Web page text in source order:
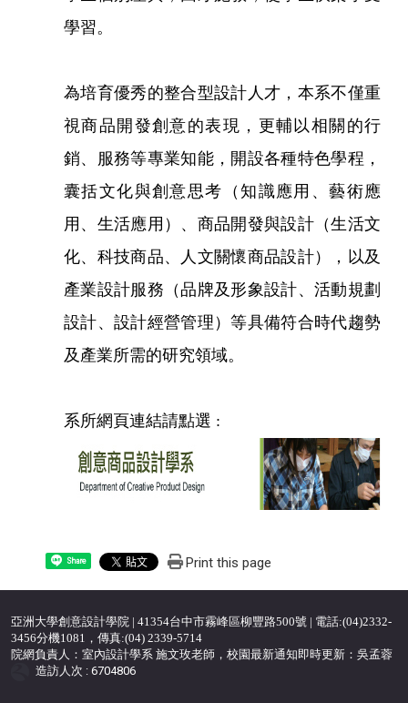
學習。
為培育優秀的整合型設計人才，本系不僅重
視商品開發創意的表現，更輔以相關的行
銷、服務等專業知能，開設各種特色學程，
囊括文化與創意思考（知識應用、藝術應
用、生活應用）、商品開發與設計（生活文
化、科技商品、人文關懷商品設計），以及
產業設計服務（品牌及形象設計、活動規劃
設計、設計經營管理）等具備符合時代趨勢
及產業所需的研究領域。
系所網頁連結請點選 :
Share Print this page
亞洲大學創意設計學院 | 41354台中市霧峰區柳豐路500號 | 電話:(04)2332-
3456分機1081，傳真:(04) 2339-5714
院網負責人：室內設計學系 施文玫老師，校園最新通知即時更新：吳孟蓉
造訪人次 : 6704806